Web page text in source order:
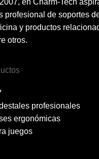
en Charm-Tech
profesional de soportes
y productos
otros.
profesionales
ergonómicas
juegos